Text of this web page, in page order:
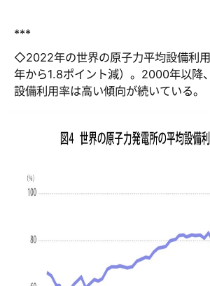
***
◇2022年の世界の原子力平均設備利
年から1.8ポイント減）。2000年以降
設備利用率は高い傾向が続いている。